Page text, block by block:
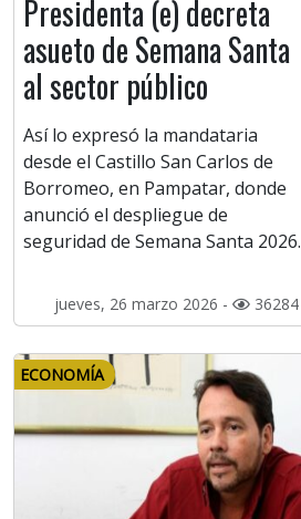
Presidenta (e) decreta
asueto de Semana Santa
al sector público
Así lo expresó la mandataria
desde el Castillo San Carlos de
Borromeo, en Pampatar, donde
anunció el despliegue de
seguridad de Semana Santa 2026.
jueves, 26 marzo 2026 - 36284
ECONOMÍA